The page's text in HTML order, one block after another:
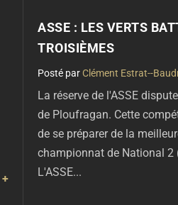
ASSE : LES VERTS
TROISIÈMES
parClément Estrat--
La réserve de l'ASSE
de Ploufragan. Cette
de se préparer de la
championnat de National 2
L'ASSE...